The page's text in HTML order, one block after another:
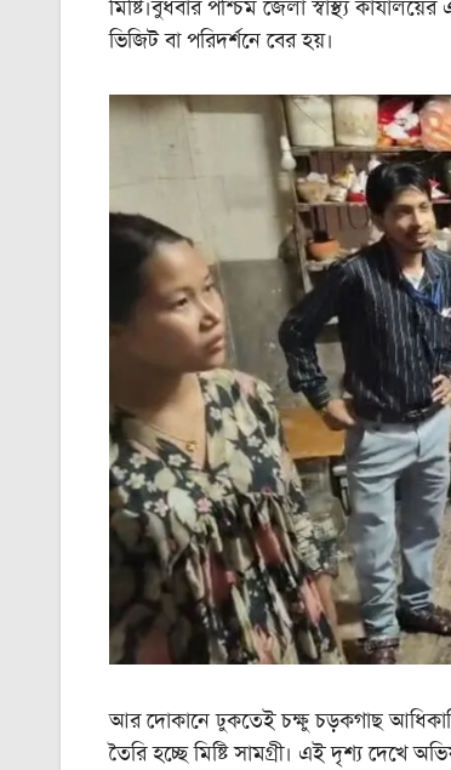
মিষ্টি।বুধবার পশ্চিম জেলা স্বাস্থ্য
ভিজিট বা পরিদর্শনে বের হয়।
আর দোকানে ঢুকতেই চক্ষু চড়কগাছ
তৈরি হচ্ছে মিষ্টি সামগ্রী। এই দৃশ্য দেখে